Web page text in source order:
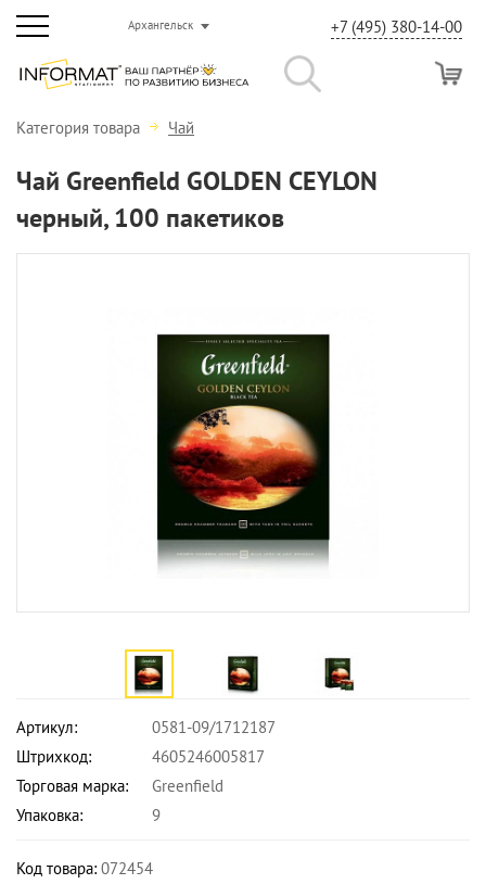
Архангельск +7 (495) 380-14-00
Категория товара Чай
Чай Greenfield GOLDEN CEYLON
черный, 100 пакетиков
Артикул:
0581-09/1712187
Штрихкод:
4605246005817
Торговая марка:
Greenfield
Упаковка:
9
Код товара: 072454